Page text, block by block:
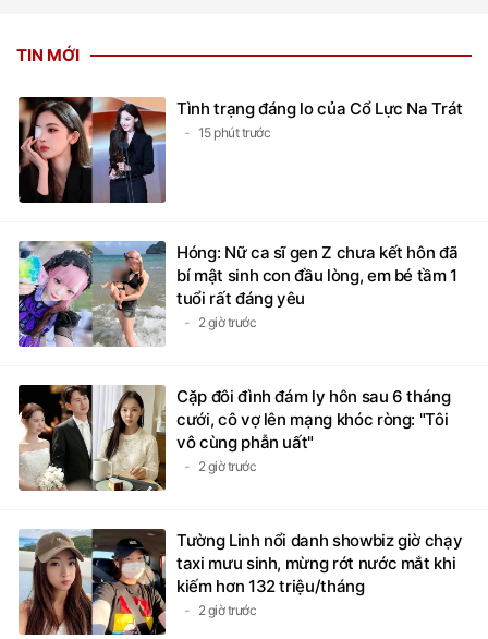
TIN MỚI
Tình trạng đáng lo của Cổ Lực Na Trát
15 phút trước
Hóng: Nữ ca sĩ gen Z chưa kết hôn đã
bí mật sinh con đầu lòng, em bé tầm 1
tuổi rất đáng yêu
2 giờ trước
Cặp đôi đình đám ly hôn sau 6 tháng
cưới, cô vợ lên mạng khóc ròng: "Tôi
vô cùng phẫn uất"
2 giờ trước
Tường Linh nổi danh showbiz giờ chạy
taxi mưu sinh, mừng rớt nước mắt khi
kiếm hơn 132 triệu/tháng
2 giờ trước